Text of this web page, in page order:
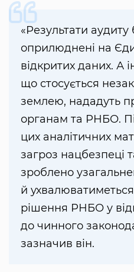
«Результати аудиту
оприлюднені на
відкритих даних. А
що стосується
землею, нададуть
органам та РНБО.
цих аналітичних
загроз нацбезпеці
зроблено
й
рішення РНБО у
до чинного
зазначив він.